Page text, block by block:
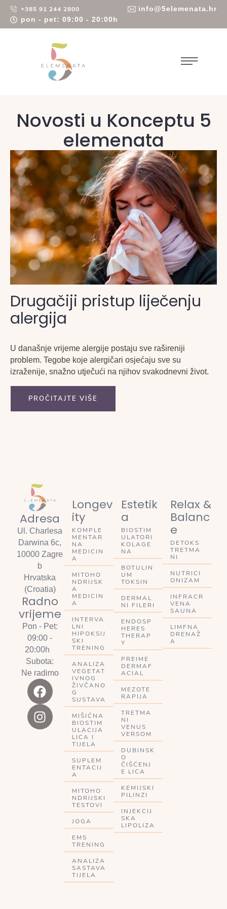
+385 91 244 2800
info@5elemenata.hr
pon - pet: 09:00 - 20:00h
Novosti u Konceptu 5
elemenata
Drugačiji pristup liječenju
alergija
U današnje vrijeme alergije postaju sve rašireniji
problem. Tegobe koje alergičari osjećaju sve su
izraženije, snažno utječući na njihov svakodnevni život.
PROČITAJTE VIŠE
Adresa
Ul. Charlesa
Darwina 6c,
10000 Zagre
b
Hrvatska
(Croatia)
Radno
vrijeme
Pon - Pet:
09:00 -
20:00h
Subota:
Ne radimo
Longev
ity
KOMPLE
MENTAR
NA
MEDICIN
A
MITOHO
NDRIJSK
A
MEDICIN
A
INTERVA
LNI
HIPOKSIJ
SKI
TRENING
ANALIZA
VEGETAT
IVNOG
ŽIVČANO
G
SUSTAVA
MIŠIĆNA
BIOSTIM
ULACIJA
LICA I
TIJELA
SUPLEM
ENTACIJ
A
MITOHO
NDRIJSKI
TESTOVI
JOGA
EMS
TRENING
ANALIZA
SASTAVA
TIJELA
Estetik
a
BIOSTIM
ULATORI
KOLAGE
NA
BOTULIN
UM
TOKSIN
DERMAL
NI FILERI
ENDOSP
HERES
THERAP
Y
PREIME
DERMAF
ACIAL
MEZOTE
RAPIJA
TRETMA
NI
VENUS
VERSOM
DUBINSK
O
ČIŠĆENJ
E LICA
KEMIJSKI
PILINZI
INJEKCIJ
SKA
LIPOLIZA
Relax &
Balanc
e
DETOKS
TRETMA
NI
NUTRICI
ONIZAM
INFRACR
VENA
SAUNA
LIMFNA
DRENAŽ
A